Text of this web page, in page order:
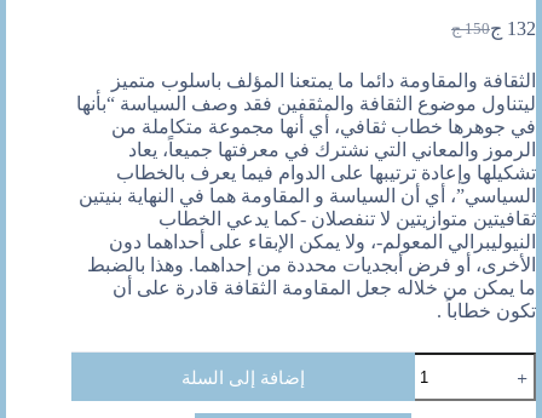
150 ج
السعر
هو:
150 ج.
132 جالسعر
هو:
132 ج.
الثقافة والمقاومة دائما ما يمتعنا المؤلف باسلوب متميز
ليتناول موضوع الثقافة والمثقفين فقد وصف السياسة “بأنها
في جوهرها خطاب ثقافي، أي أنها مجموعة متكاملة من
الرموز والمعاني التي نشترك في معرفتها جميعاً، يعاد
تشكيلها وإعادة ترتيبها على الدوام فيما يعرف بالخطاب
السياسي”، أي أن السياسة و المقاومة هما في النهاية بنيتين
ثقافيتين متوازيتين لا تنفصلان -كما يدعي الخطاب
النيوليبرالي المعولم-، ولا يمكن الإبقاء على أحداهما دون
الأخرى، أو فرض أبجديات محددة من إحداهما. وهذا بالضبط
ما يمكن من خلاله جعل المقاومة الثقافة قادرة على أن
تكون خطاباً .
الثقافة
والمقاومة
إضافة إلى السلة